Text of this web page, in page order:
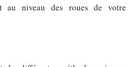
au niveau des roues de votre